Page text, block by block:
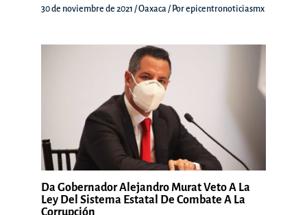
30 de noviembre de 2021 /Oaxaca / Porepicentronoticiasmx
Da Gobernador Alejandro Murat Veto A La
Ley Del Sistema Estatal De Combate A La
Corrupción